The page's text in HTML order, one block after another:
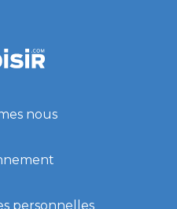
nous
personnelles